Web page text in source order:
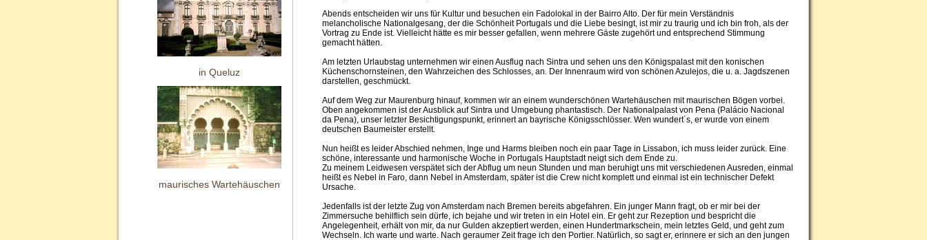
in Queluz
maurisches Wartehäuschen
Abends entscheiden wir uns für Kultur und besuchen ein Fadolokal in der Bairro Alto. Der für mein Verständnis
melancholische Nationalgesang, der die Schönheit Portugals und die Liebe besingt, ist mir zu traurig und ich bin froh, als der
Vortrag zu Ende ist. Vielleicht hätte es mir besser gefallen, wenn mehrere Gäste zugehört und entsprechend Stimmung
gemacht hätten.
Am letzten Urlaubstag unternehmen wir einen Ausflug nach Sintra und sehen uns den Königspalast mit den konischen
Küchenschornsteinen, den Wahrzeichen des Schlosses, an. Der Innenraum wird von schönen Azulejos, die u. a. Jagdszenen
darstellen, geschmückt.
Auf dem Weg zur Maurenburg hinauf, kommen wir an einem wunderschönen Wartehäuschen mit maurischen Bögen vorbei.
Oben angekommen ist der Ausblick auf Sintra und Umgebung phantastisch. Der Nationalpalast von Pena (Palácio Nacional
da Pena), unser letzter Besichtigungspunkt, erinnert an bayrische Königsschlösser. Wen wundert´s, er wurde von einem
deutschen Baumeister erstellt.
Nun heißt es leider Abschied nehmen, Inge und Harms bleiben noch ein paar Tage in Lissabon, ich muss leider zurück. Eine
schöne, interessante und harmonische Woche in Portugals Hauptstadt neigt sich dem Ende zu.
Zu meinem Leidwesen verspätet sich der Abflug um neun Stunden und man beruhigt uns mit verschiedenen Ausreden, einmal
heißt es Nebel in Faro, dann Nebel in Amsterdam, später ist die Crew nicht komplett und einmal ist ein technischer Defekt
Ursache.
Jedenfalls ist der letzte Zug von Amsterdam nach Bremen bereits abgefahren. Ein junger Mann fragt, ob er mir bei der
Zimmersuche behilflich sein dürfe, ich bejahe und wir treten in ein Hotel ein. Er geht zur Rezeption und bespricht die
Angelegenheit, erhält von mir, da nur Gulden akzeptiert werden, einen Hundertmarkschein, mein letztes Geld, und geht zum
Wechseln. Ich warte und warte. Nach geraumer Zeit frage ich den Portier. Natürlich, so sagt er, erinnere er sich an den jungen